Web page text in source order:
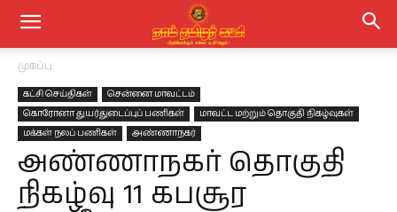
முகப்பு
கட்சி செய்திகள்
சென்னை மாவட்டம்
கொரோனா துயர்துடைப்புப் பணிகள்
மாவட்ட மற்றும் தொகுதி நிகழ்வுகள்
மக்கள் நலப் பணிகள்
அண்ணாநகர்
அண்ணாநகர் தொகுதி
நிகழ்வு 11 கபசூர